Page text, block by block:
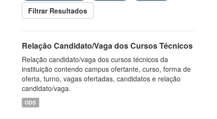
Filtrar Resultados
Relação Candidato/Vaga dos Cursos Técnicos
Relação candidato/vaga dos cursos técnicos da
instituição contendo campus ofertante, curso, forma de
oferta, turno, vagas ofertadas, candidatos e relação
candidato/vaga.
ODS